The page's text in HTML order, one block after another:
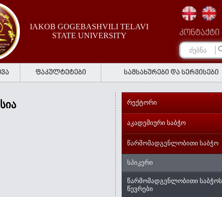
IAKOB GOGEBASHVILI TELAVI
STATE UNIVERSITY
კონტაქტი
ფაკულტეტები სამსახურები და სერვისები
სია რექტორი
აკადემიური საბჭო
წარმომადგენლობითი საბჭო
სპიკერი
წარმომადგენლობითი საბჭოს
წევრები